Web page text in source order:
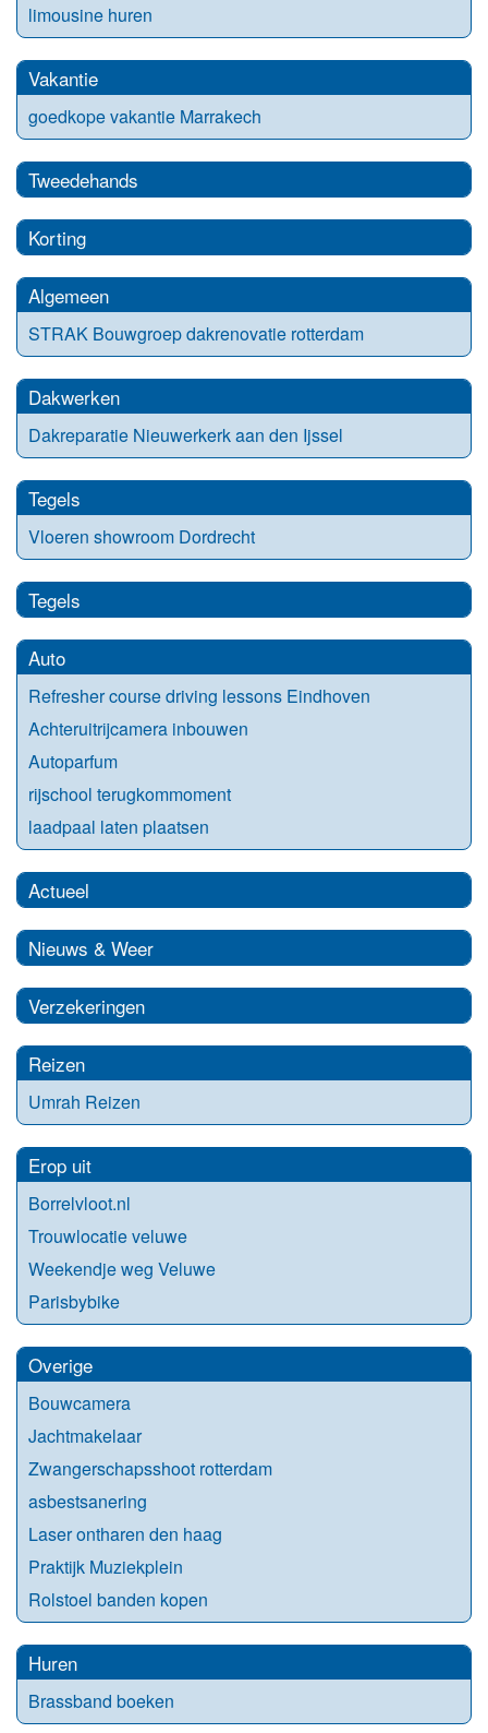
limousine huren
Vakantie
goedkope vakantie Marrakech
Tweedehands
Korting
Algemeen
STRAK Bouwgroep dakrenovatie rotterdam
Dakwerken
Dakreparatie Nieuwerkerk aan den Ijssel
Tegels
Vloeren showroom Dordrecht
Tegels
Auto
Refresher course driving lessons Eindhoven
Achteruitrijcamera inbouwen
Autoparfum
rijschool terugkommoment
laadpaal laten plaatsen
Actueel
Nieuws & Weer
Verzekeringen
Reizen
Umrah Reizen
Erop uit
Borrelvloot.nl
Trouwlocatie veluwe
Weekendje weg Veluwe
Parisbybike
Overige
Bouwcamera
Jachtmakelaar
Zwangerschapsshoot rotterdam
asbestsanering
Laser ontharen den haag
Praktijk Muziekplein
Rolstoel banden kopen
Huren
Brassband boeken